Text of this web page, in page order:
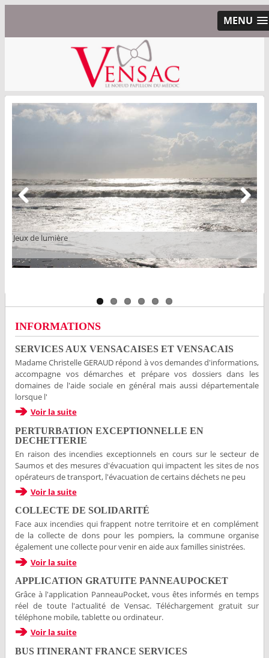
MENU
Jeux de lumière
Previous Next
INFORMATIONS
SERVICES AUX VENSACAISES ET VENSACAIS
Madame Christelle GERAUD répond à vos demandes d'informations,
accompagne vos démarches et prépare vos dossiers dans les
domaines de l'aide sociale en général mais aussi départementale
lorsque l'
Voir la suite
PERTURBATION EXCEPTIONNELLE EN
DECHETTERIE
En raison des incendies exceptionnels en cours sur le secteur de
Saumos et des mesures d'évacuation qui impactent les sites de nos
opérateurs de transport, l'évacuation de certains déchets ne peu
Voir la suite
COLLECTE DE SOLIDARITÉ
Face aux incendies qui frappent notre territoire et en complément
de la collecte de dons pour les pompiers, la commune organise
également une collecte pour venir en aide aux familles sinistrées.
Voir la suite
APPLICATION GRATUITE PANNEAUPOCKET
Grâce à l'application PanneauPocket, vous êtes informés en temps
réel de toute l'actualité de Vensac. Téléchargement gratuit sur
téléphone mobile, tablette ou ordinateur.
Voir la suite
BUS ITINERANT FRANCE SERVICES